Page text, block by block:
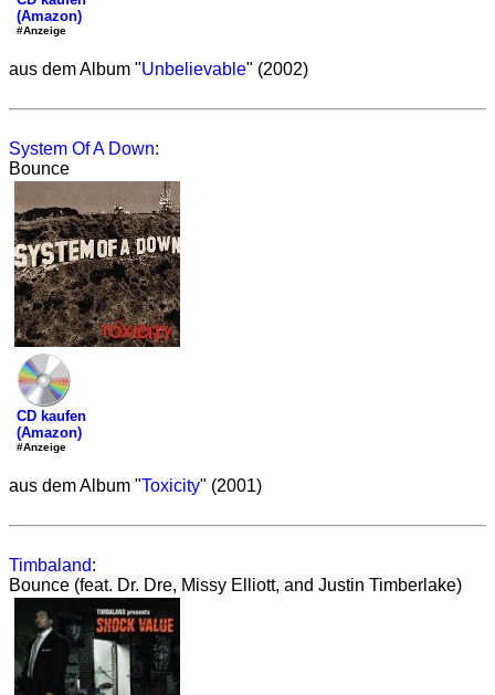
(Amazon)
#Anzeige
aus dem Album "Unbelievable" (2002)
System Of A Down:
Bounce
CD kaufen
(Amazon)
#Anzeige
aus dem Album "Toxicity" (2001)
Timbaland:
Bounce (feat. Dr. Dre, Missy Elliott, and Justin Timberlake)